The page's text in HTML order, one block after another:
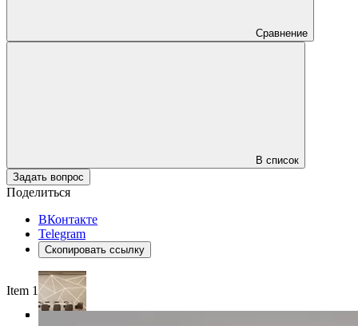
Сравнение
В список
Задать вопрос
Поделиться
ВКонтакте
Telegram
Скопировать ссылку
Item 1 of 4